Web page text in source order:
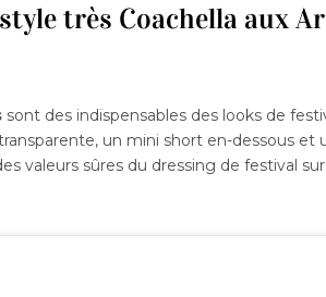
très Coachella aux
sont des indispensables des looks de
un mini short en-dessous et
valeurs sûres du dressing de festival